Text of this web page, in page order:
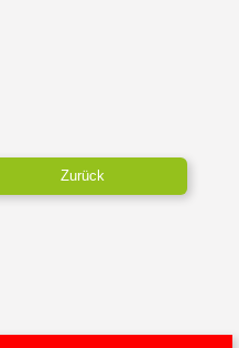
Zurück